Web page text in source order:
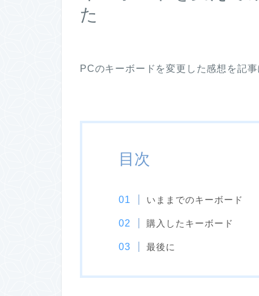
た
PCのキーボードを変更した感想を記事
目次
いままでのキーボード
購入したキーボード
最後に